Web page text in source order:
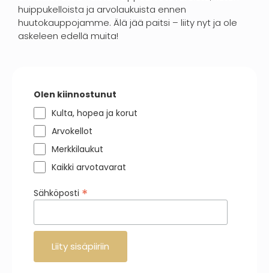
huippukelloista ja arvolaukuista ennen
huutokauppojamme. Älä jää paitsi – liity nyt ja ole
askeleen edellä muita!
Olen kiinnostunut
Kulta, hopea ja korut
Arvokellot
Merkkilaukut
Kaikki arvotavarat
Sähköposti *